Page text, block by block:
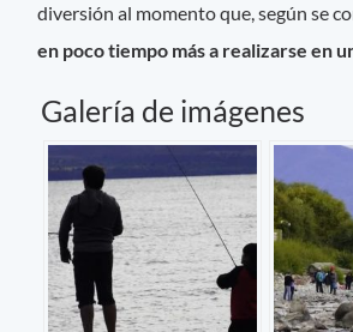
diversión al momento que, según se
en poco tiempo más a realizarse en
Galería de imágenes